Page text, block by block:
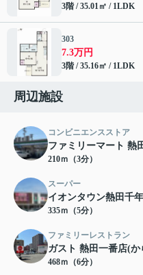
3階 / 35.01㎡ / 1LDK
303
7.3万円
3階 / 35.16㎡ / 1LDK
周辺施設
コンビニエンスストア
ファミリーマート 熱
210ｍ（3分）
スーパー
イオンタウン熱田千年
335ｍ（5分）
ファミリーレストラン
ガスト 熱田一番店(
468ｍ（6分）